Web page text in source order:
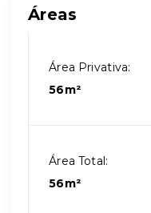
Áreas
Área Privativa:
56m²
Área Total:
56m²